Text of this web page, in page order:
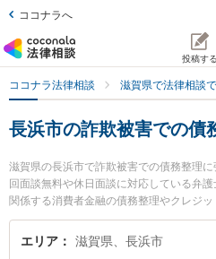
ココナラへ
投稿する
ココナラ法律相談 滋賀県で法律相談
長浜市の詐欺被害での債
滋賀県の長浜市で詐欺被害での債務整理
回面談無料や休日面談に対応している弁
関係する消費者金融の債務整理やクレジ
整理等の細かな分野での絞り込み検索も
中村 武志弁護士や長浜アラ法律事務所の
合法律事務所 長浜事務所の湯坐 麻里子弁
エリア 滋賀県、長浜市